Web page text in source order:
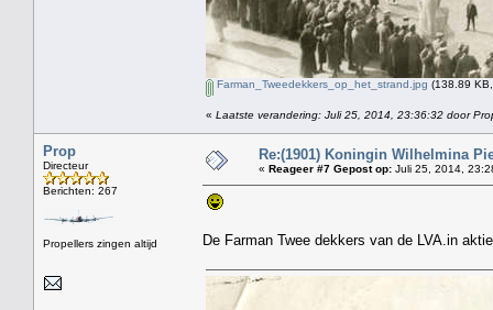
Farman_Tweedekkers_op_het_strand.jpg (138.89
« Laatste verandering: Juli 25, 2014, 23:36:32 door
Prop
Directeur
Berichten: 267
Propellers zingen altijd
Re:(1901) Koningin Wilhelmina
« Reageer #7 Gepost op: Juli 25, 2014,
De Farman Twee dekkers van de LVA.in